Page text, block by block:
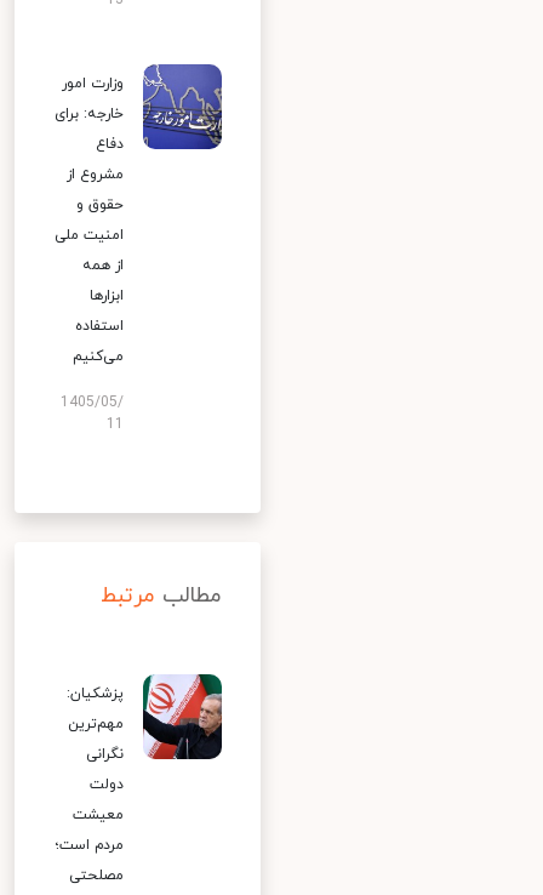
وزارت امور
خارجه: برای
دفاع
مشروع از
حقوق و
امنیت ملی
از همه
ابزارها
استفاده
می‌کنیم
1405/05/
مطالب مرتبط
پزشکیان:
مهم‌ترین
نگرانی
دولت
معیشت
مردم است؛
مصلحتی